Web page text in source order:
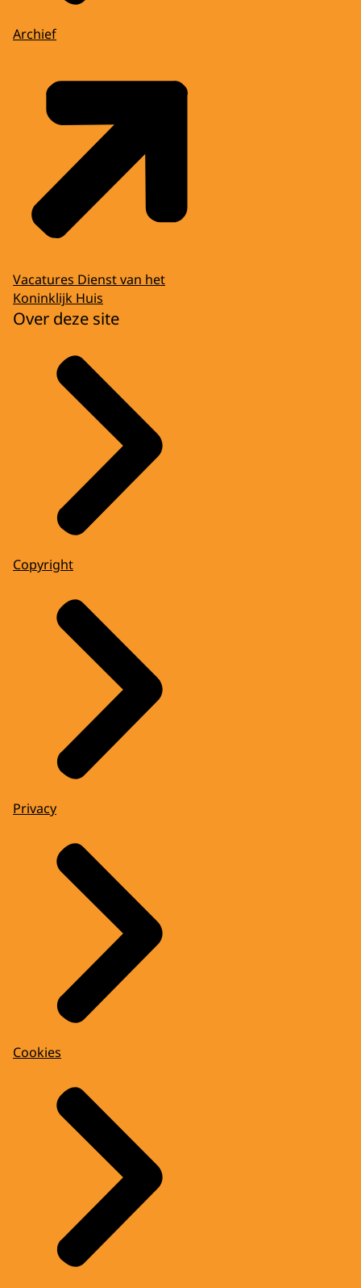
Archief
Vacatures Dienst van het
Koninklijk Huis
Over deze site
Copyright
Privacy
Cookies